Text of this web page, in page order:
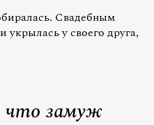
Свадебным
укрылась у своего друга,
что замуж